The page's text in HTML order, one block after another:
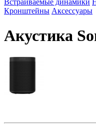
Встраиваемые динамики
Кронштейны Аксессуары
Акустика